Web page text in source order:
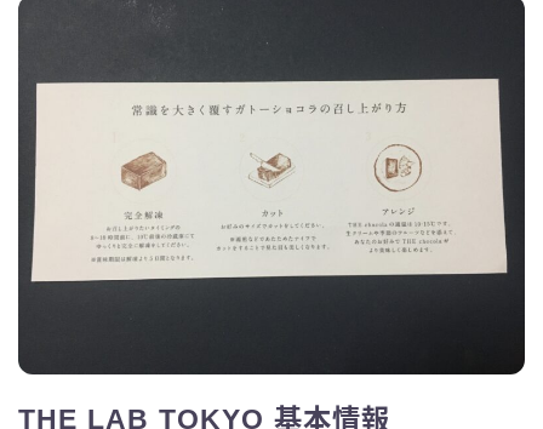
THE LAB TOKYO 基本情報